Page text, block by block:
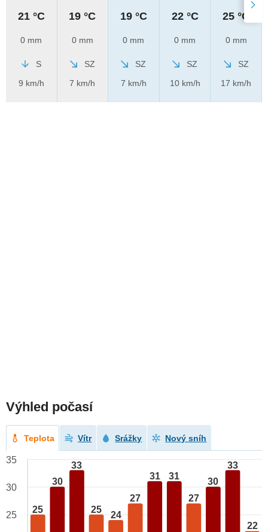
21 °C
0 mm
S
9 km/h
19 °C
0 mm
SZ
7 km/h
19 °C
0 mm
SZ
7 km/h
22 °C
0 mm
SZ
10 km/h
25 °C
0 mm
SZ
17 km/h
Výhled počasí
Teplota Vítr Srážky Nový sníh
25
30
33
25
24
27
31 31
27
30
33
22
35
30
25